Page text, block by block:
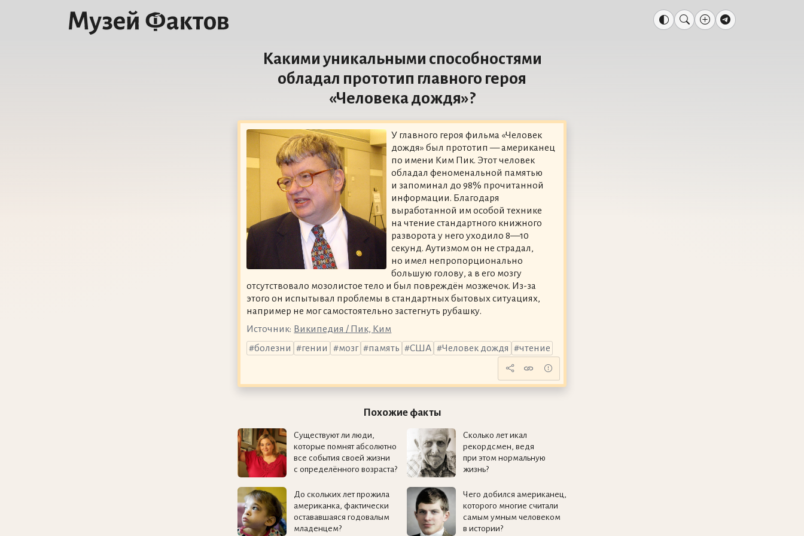
Какими уникальными способностями
обладал прототип главного героя
«Человека дождя»?
У главного героя фильма «Человек
дождя» был прототип — американец
по имени Ким Пик. Этот человек
обладал феноменальной памятью
и запоминал до 98% прочитанной
информации. Благодаря
выработанной им особой технике
на чтение стандартного книжного
разворота у него уходило 8—10
секунд. Аутизмом он не страдал,
но имел непропорционально
большую голову, а в его мозгу
отсутствовало мозолистое тело и был повреждён мозжечок. Из-за
этого он испытывал проблемы в стандартных бытовых ситуациях,
например не мог самостоятельно застегнуть рубашку.
Источник: Википедия / Пик, Ким
болезни
гении мозг память США Человек дождя чтение
Похожие факты
Существуют ли люди,
которые помнят абсолютно
все события своей жизни
с определённого возраста?
Сколько лет икал
рекордсмен, ведя
при этом нормальную
жизнь?
До скольких лет прожила
американка, фактически
остававшаяся годовалым
младенцем?
Чего добился американец,
которого многие считали
самым умным человеком
в истории?